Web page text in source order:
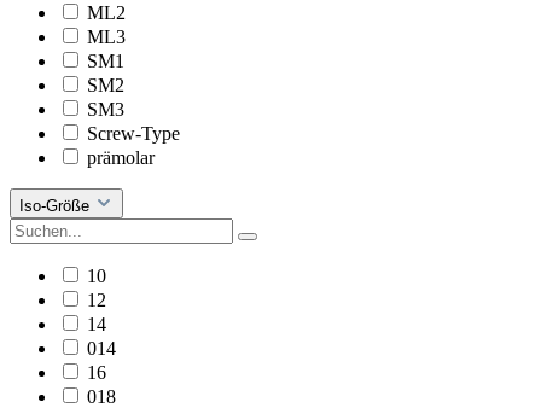
ML2
ML3
SM1
SM2
SM3
Screw-Type
prämolar
Iso-Größe
10
12
14
014
16
018